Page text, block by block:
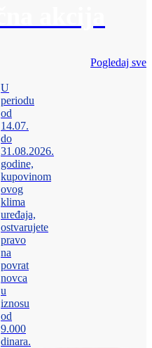
Pogledaj sve
U
periodu
od
14.07.
do
31.08.2026.
godine,
kupovinom
ovog
klima
uređaja,
ostvarujete
pravo
na
povrat
novca
u
iznosu
od
9.000
dinara.